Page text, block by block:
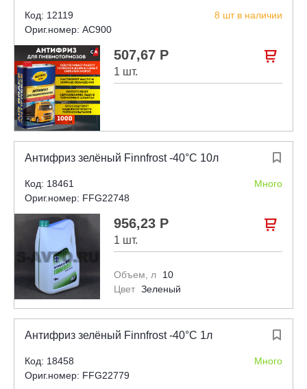
Код: 12119
8 шт в наличии
Ориг.номер: AC900
507,67 Р
1 шт.


Антифриз зелёный Finnfrost -40°С 10л
Код: 18461
Много
Ориг.номер: FFG22748
956,23 Р
1 шт.

Объем, л
10
Цвет Зеленый

Антифриз зелёный Finnfrost -40°С 1л
Код: 18458
Много
Ориг.номер: FFG22779